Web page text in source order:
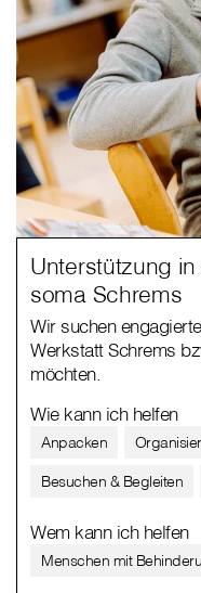
Unterstützung
soma Schrems
Wir suchen
Werkstatt Schrems
möchten.
Wie kann ich helfen
Anpacken
Besuchen & Begleiten
Wem kann ich helfen
Menschen mit